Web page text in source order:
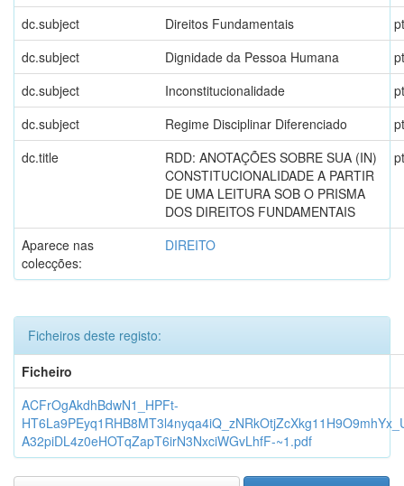
dc.subject Direitos Fundamentais
dc.subject
Dignidade da Pessoa Humana
dc.subject
Inconstitucionalidade
dc.subject
Regime Disciplinar Diferenciado
dc.title
RDD: ANOTAÇÕES SOBRE SUA (IN)
CONSTITUCIONALIDADE A PARTIR
DE UMA LEITURA SOB O PRISMA
DOS DIREITOS FUNDAMENTAIS
Aparece nas
colecções:
DIREITO
Ficheiros deste registo:
Ficheiro
ACFrOgAkdhBdwN1_HPFt-
A32piDL4z0eHOTqZapT6irN3NxciWGvLhfF-~1.pdf